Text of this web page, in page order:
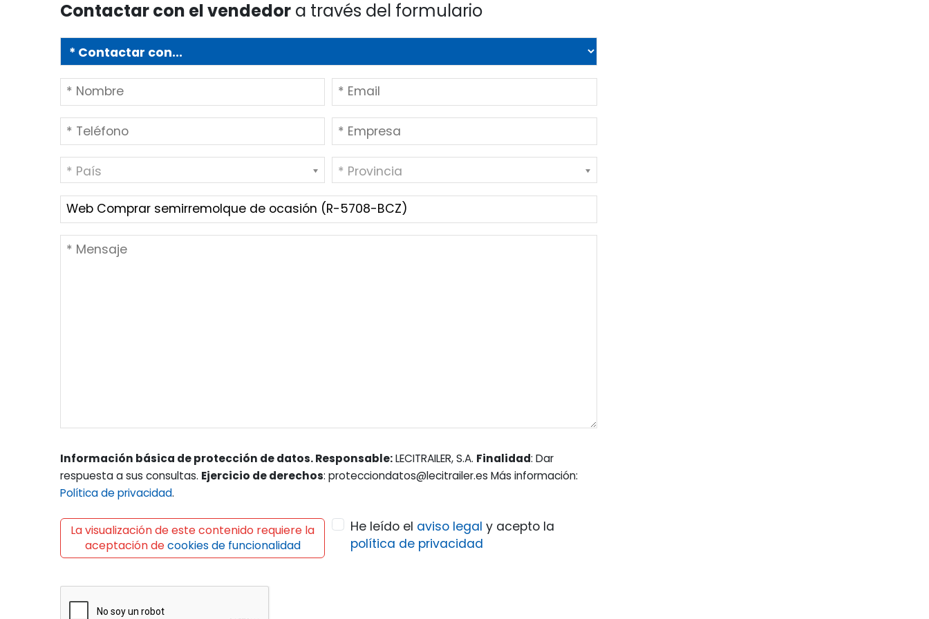
Contactar con el vendedor a través del formulario
* País * Provincia
Información básica de protección de datos. Responsable:LECITRAILER, S.A. Finalidad: Dar
respuesta a sus consultas. Ejercicio de derechos: protecciondatos@lecitrailer.es Más información:
Política de privacidad.
La visualización de este contenido requiere la
aceptación decookies de funcionalidad
He leído el aviso legal y acepto la
política de privacidad